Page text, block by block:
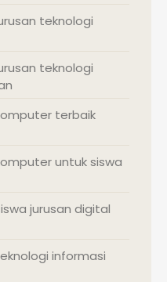
teknologi
teknologi
terbaik
untuk siswa
jurusan digital
informasi